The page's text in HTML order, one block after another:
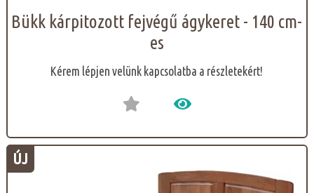
Bükk kárpitozott fejvégű ágykeret - 140 cm-
es
Kérem lépjen velünk kapcsolatba a részletekért!
ÚJ